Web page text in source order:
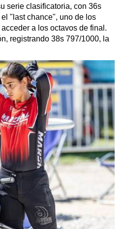
serie clasificatoria, con 36s
"last chance", uno de los
a los octavos de final.
registrando 38s 797/1000, la